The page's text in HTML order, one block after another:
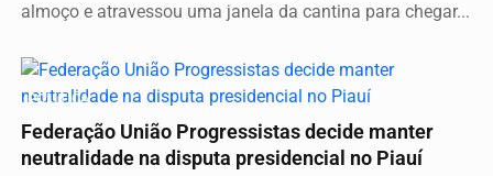
almoço e atravessou uma janela da cantina para chegar...
POLÍTICA
Federação União Progressistas decide manter
neutralidade na disputa presidencial no Piauí